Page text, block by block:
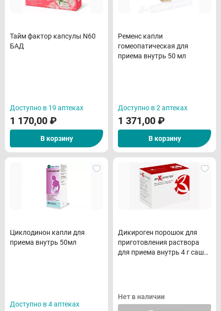
Тайм фактор капсулы N60
БАД
Доступно в 19 аптеках
1 170,00 ₽
В корзину
Ременс капли
гомеопатическая для
приема внутрь 50 мл
Доступно в 2 аптеках
1 371,00 ₽
В корзину
Циклодинон капли для
приема внутрь 50мл
Доступно в 4 аптеках
Дикироген порошок для
приготовления раствора
для приема внутрь 4 г саше
Нет в наличии